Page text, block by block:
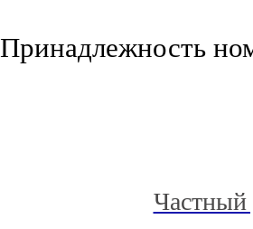
Принадлежность
Частный